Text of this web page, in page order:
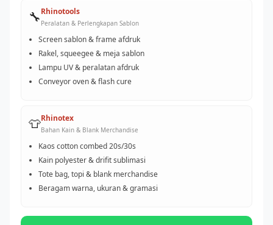
🔧Rhinotools
Peralatan & Perlengkapan Sablon
Screen sablon & frame afdruk
Rakel, squeegee & meja sablon
Lampu UV & peralatan afdruk
Conveyor oven & flash cure
👕Rhinotex
Bahan Kain & Blank Merchandise
Kaos cotton combed 20s/30s
Kain polyester & drifit sublimasi
Tote bag, topi & blank merchandise
Beragam warna, ukuran & gramasi